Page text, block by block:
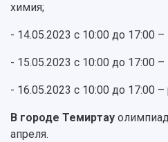
химия;
- 14.05.2023 с 10:00 до 17:00 –
- 15.05.2023 с 10:00 до 17:00
- 16.05.2023 с 10:00 до 17:00
В городе Темиртау
апреля.